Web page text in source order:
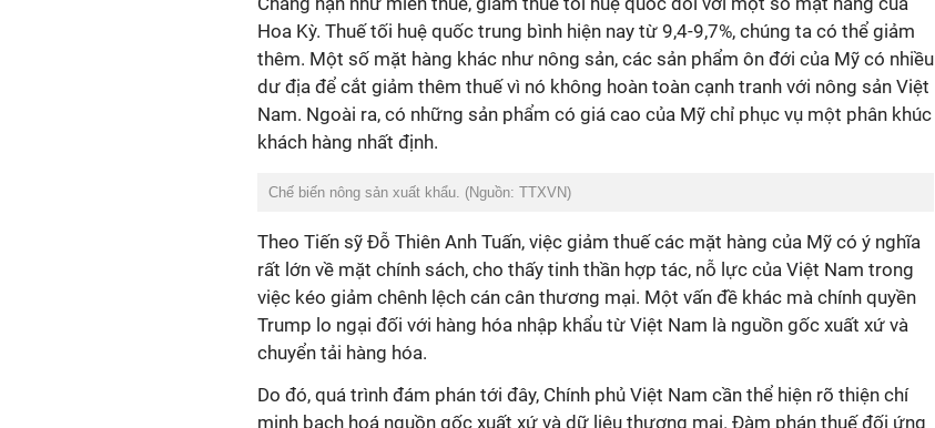
Hoa Kỳ. Thuế tối huệ quốc trung bình hiện nay từ 9,4-9,7%, chúng ta có thể giảm
thêm. Một số mặt hàng khác như nông sản, các sản phẩm ôn đới của Mỹ có nhiều
dư địa để cắt giảm thêm thuế vì nó không hoàn toàn cạnh tranh với nông sản Việt
Nam. Ngoài ra, có những sản phẩm có giá cao của Mỹ chỉ phục vụ một phân khúc
khách hàng nhất định.
Chế biến nông sản xuất khẩu. (Nguồn: TTXVN)
Theo Tiến sỹ Đỗ Thiên Anh Tuấn, việc giảm thuế các mặt hàng của Mỹ có ý nghĩa
rất lớn về mặt chính sách, cho thấy tinh thần hợp tác, nỗ lực của Việt Nam trong
việc kéo giảm chênh lệch cán cân thương mại. Một vấn đề khác mà chính quyền
Trump lo ngại đối với hàng hóa nhập khẩu từ Việt Nam là nguồn gốc xuất xứ và
chuyển tải hàng hóa.
Do đó, quá trình đám phán tới đây, Chính phủ Việt Nam cần thể hiện rõ thiện chí
minh bạch hoá nguồn gốc xuất xứ và dữ liệu thương mại. Đàm phán thuế đối ứng